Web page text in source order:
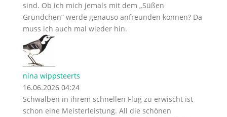
sind. Ob ich mich jemals mit dem „Süßen
Gründchen“ werde genauso anfreunden können? Da
muss ich auch mal wieder hin.
nina wippsteerts
16.06.2026 04:24
Schwalben in ihrem schnellen Flug zu erwischt ist
schon eine Meisterleistung. All die schönen